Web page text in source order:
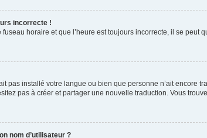
incorrecte !
horaire et que l’heure est toujours incorrecte, il se
pas installé votre langue ou bien que personne n’ait
pas à créer et partager une nouvelle traduction. Vous
nom d’utilisateur ?